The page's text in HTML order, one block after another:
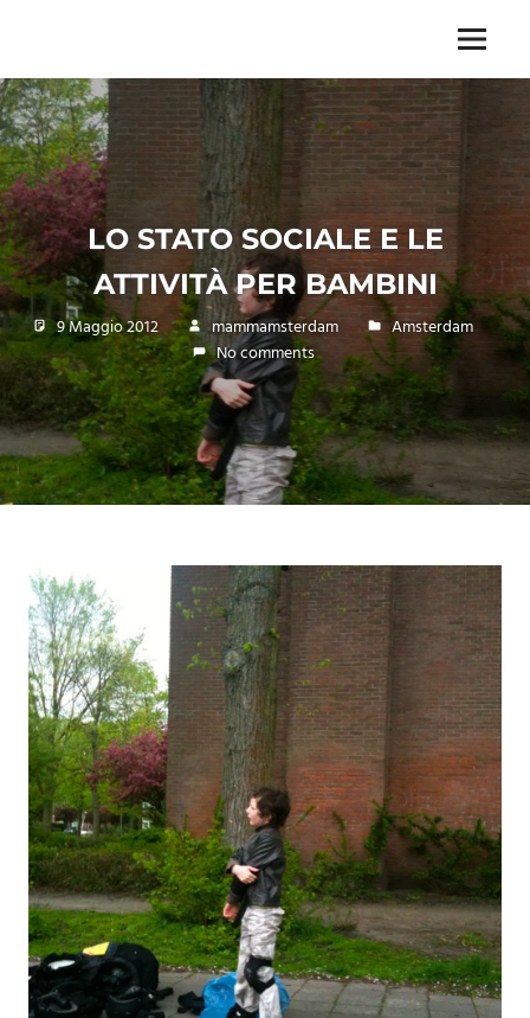
content
imprescindibile,
imponderabile,
inevitabile
Mammamsterdam
da
oggi
anche
in
formato
monodose
e
nuova
confezione
migliorata
Menu
LO STATO SOCIALE E LE
ATTIVITÀ PER BAMBINI
9 Maggio 2012 mammamsterdam
Amsterdam
No comments